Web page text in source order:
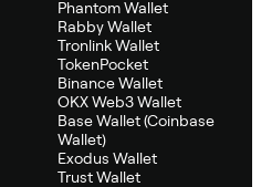
Phantom Wallet
Rabby Wallet
Tronlink Wallet
TokenPocket
Binance Wallet
OKX Web3 Wallet
Base Wallet (Coinbase
Wallet)
Exodus Wallet
Trust Wallet